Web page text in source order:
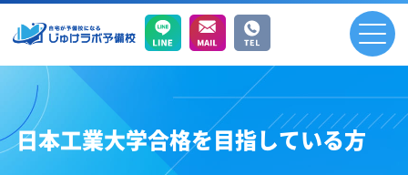
日本工業大学合格を目指している方